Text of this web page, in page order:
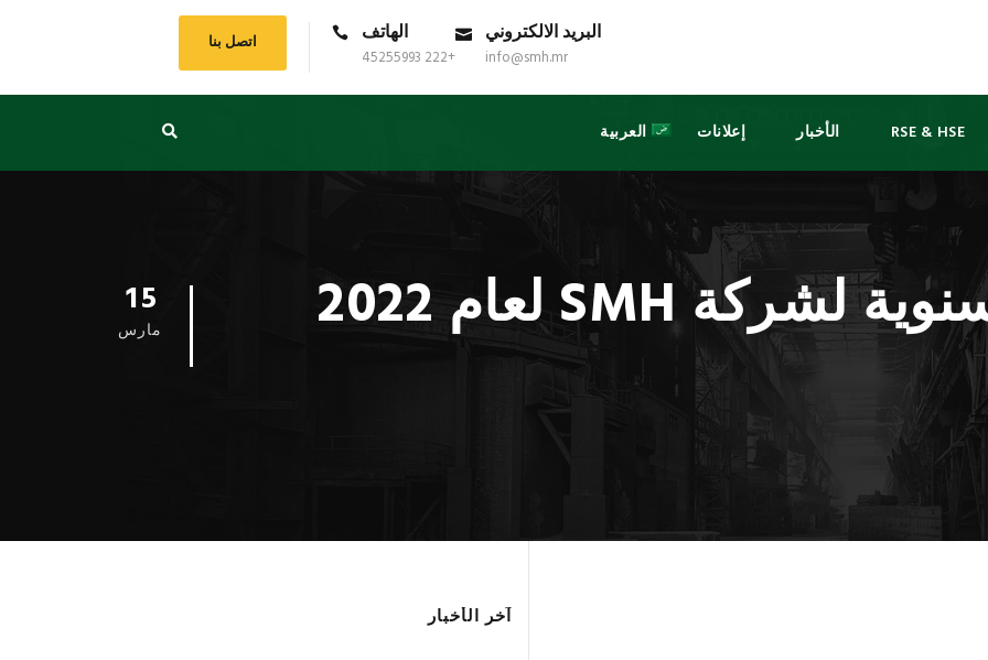
البريد الالكتروني
info@smh.mr
الهاتف
+222 45255993
اتصل بنا
RSE & HSE الأخبار إعلانات العربية
15
مارس خطط الشراء السنوية لشركة SMH لعام 2022
آخر الأخبار